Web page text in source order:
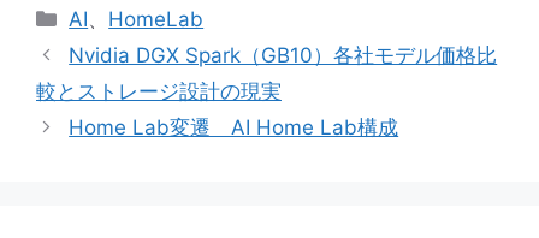
カ
テ
リ
ー
AI、 HomeLab
Nvidia DGX Spark（GB10）各社モデル価格比
較とストレージ設計の現実
Home Lab変遷 AI Home Lab構成